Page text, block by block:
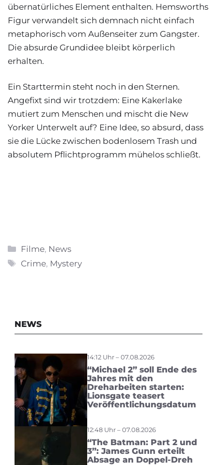
übernatürliches Element enthalten. Hemsworths
Figur verwandelt sich demnach nicht einfach
metaphorisch vom Außenseiter zum Gangster.
Die absurde Grundidee bleibt körperlich
erhalten.
Ein Starttermin steht noch in den Sternen.
Angefixt sind wir trotzdem: Eine Kakerlake
mutiert zum Menschen und mischt die New
Yorker Unterwelt auf? Eine Idee, so absurd, dass
sie die Lücke zwischen bodenlosem Trash und
absolutem Pflichtprogramm mühelos schließt.
Kategorien
Filme, News
Schlagwörter
Crime, Mystery
NEWS
14:12 Uhr – 07.08.2026
“Michael 2” soll Ende des
Jahres mit den
Dreharbeiten starten:
Lionsgate teasert
Veröffentlichungsdatum
12:48 Uhr – 07.08.2026
“The Batman: Part 2 und
3”: James Gunn erteilt
Absage an Doppel-Dreh